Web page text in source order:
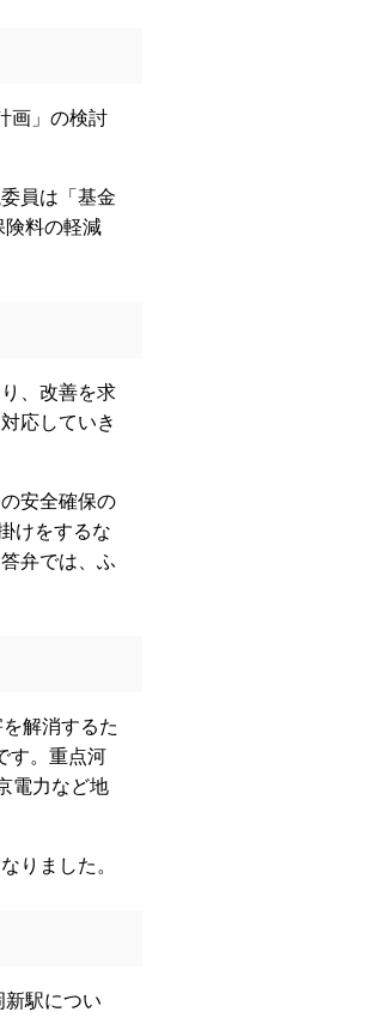
画」の検討
員は「基金
険料の軽減
、改善を求
応していき
安全確保の
けをするな
弁では、ふ
解消するた
す。重点河
電力など地
りました。
駅につい